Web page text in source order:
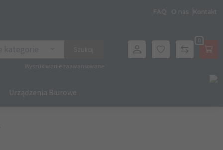
FAQ O nas Kontakt
Wyszukiwanie zaawansowane
0
Urządzenia Biurowe